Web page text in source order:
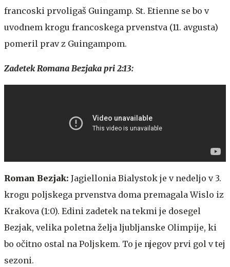
francoski prvoligaš Guingamp. St. Etienne se bo v
uvodnem krogu francoskega prvenstva (11. avgusta)
pomeril prav z Guingampom.
Zadetek Romana Bezjaka pri 2:13:
Roman Bezjak: Jagiellonia Bialystok je v nedeljo v 3.
krogu poljskega prvenstva doma premagala Wislo iz
Krakova (1:0). Edini zadetek na tekmi je dosegel
Bezjak, velika poletna želja ljubljanske Olimpije, ki
bo očitno ostal na Poljskem. To je njegov prvi gol v tej
sezoni.